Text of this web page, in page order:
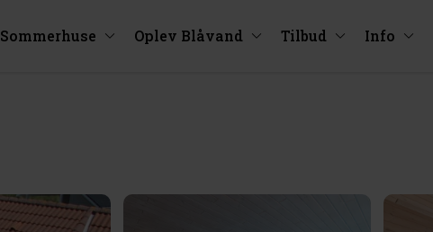
Sommerhuse Oplev Blåvand Tilbud Info